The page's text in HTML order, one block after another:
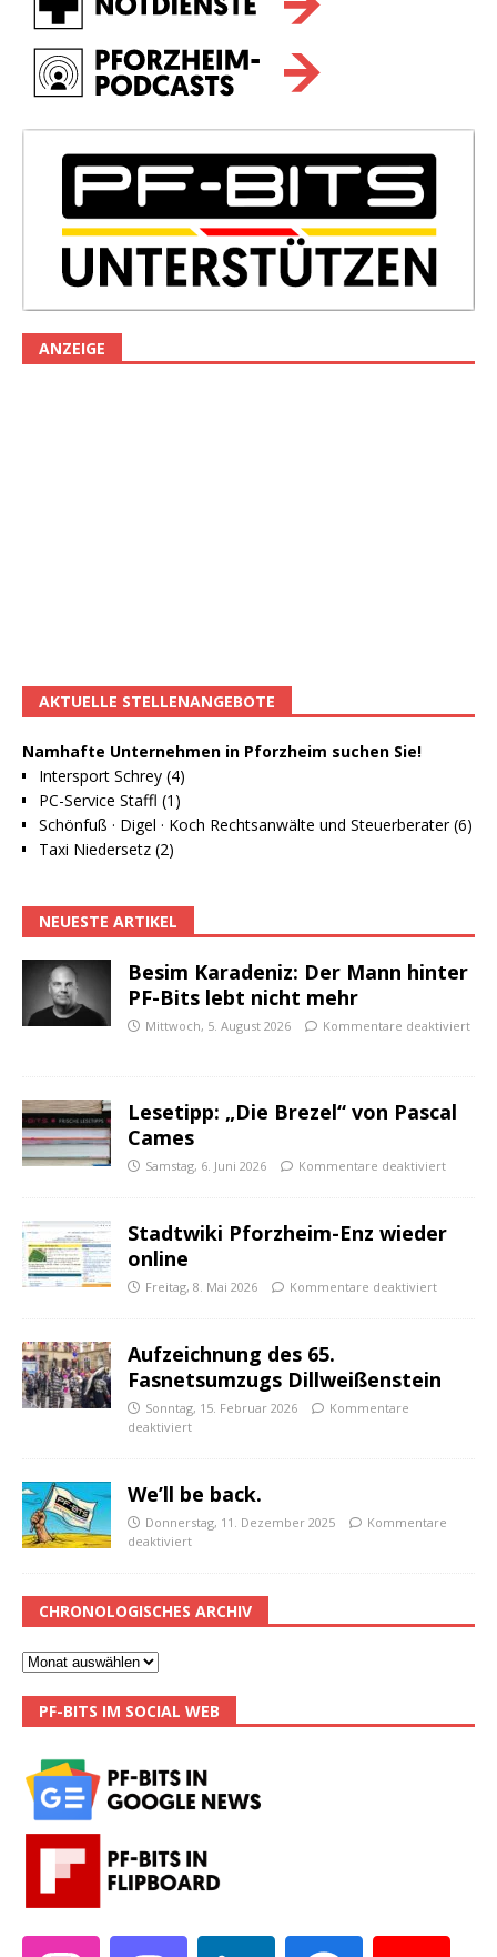
ANZEIGE
AKTUELLE STELLENANGEBOTE
Namhafte Unternehmen in Pforzheim suchen Sie!
Intersport Schrey (4)
PC-Service Staffl (1)
Schönfuß · Digel · Koch Rechtsanwälte und Steuerberater (6)
Taxi Niedersetz (2)
NEUESTE ARTIKEL
Besim Karadeniz: Der Mann hinter
PF-Bits lebt nicht mehr
Mittwoch, 5. August 2026 Kommentare deaktiviert
Lesetipp: „Die Brezel“ von Pascal
Cames
Samstag, 6. Juni 2026 Kommentare deaktiviert
Stadtwiki Pforzheim-Enz wieder
online
Freitag, 8. Mai 2026 Kommentare deaktiviert
Aufzeichnung des 65.
Fasnetsumzugs Dillweißenstein
Sonntag, 15. Februar 2026
Kommentare
deaktiviert
We’ll be back.
Donnerstag, 11. Dezember 2025
Kommentare
deaktiviert
CHRONOLOGISCHES ARCHIV
PF-BITS IM SOCIAL WEB